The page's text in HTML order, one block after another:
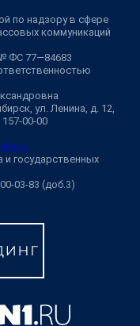
по надзору в сфере
коммуникаций
ФС 77—84683
ул. Ленина, д. 12,
00-00
государственных
03-83 (доб.3)